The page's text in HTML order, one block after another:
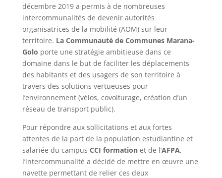
décembre 2019 a permis à de nombreuses
intercommunalités de devenir autorités
organisatrices de la mobilité (AOM) sur leur
territoire. La Communauté de Communes Marana-
Golo porte une stratégie ambitieuse dans ce
domaine dans le but de faciliter les déplacements
des habitants et des usagers de son territoire à
travers des solutions vertueuses pour
l’environnement (vélos, covoiturage, création d’un
réseau de transport public).
Pour répondre aux sollicitations et aux fortes
attentes de la part de la population estudiantine et
salariée du campus CCI formationet de l’AFPA,
l’intercommunalité a décidé de mettre en œuvre une
navette permettant de relier ces deux